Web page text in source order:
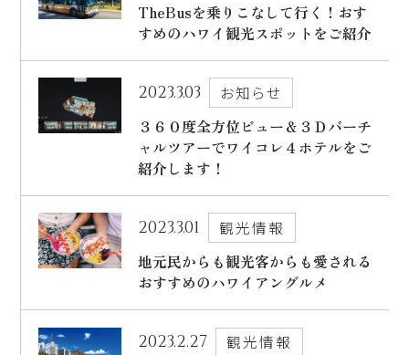
TheBusを乗りこなして行く！おす
すめのハワイ観光スポットをご紹介
2023.3.03
お知らせ
３６０度全方位ビュー＆３Ｄバーチ
ャルツアーでワイコレ４ホテルをご
紹介します！
2023.3.01
観光情報
地元民からも観光客からも愛される
おすすめのハワイアングルメ
2023.2.27
観光情報